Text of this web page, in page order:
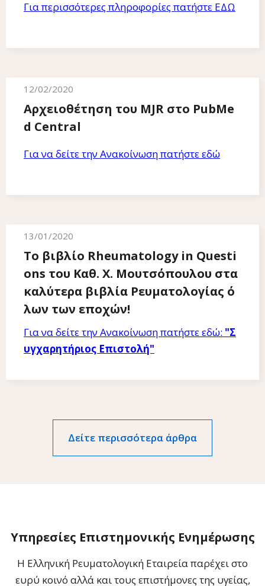
Για περισσότερες πληροφορίες πατήστε ΕΔΩ
12/02/2020
Αρχειοθέτηση του MJR στο PubMe
d Central
Για να δείτε την Ανακοίνωση πατήστε εδώ
13/01/2020
Το βιβλίο Rheumatology in Questi
ons του Καθ. Χ. Μουτσόπουλου στα
καλύτερα βιβλία Ρευματολογίας ό
λων των εποχών!
Για να δείτε την Ανακοίνωση πατήστε εδώ: "Σ
υγχαρητήριος Επιστολή"
Δείτε περισσότερα άρθρα
Υπηρεσίες Επιστημονικής Ενημέρωσης
Η Ελληνική Ρευματολογική Εταιρεία παρέχει στο
ευρύ κοινό αλλά και τους επιστήμονες της υγείας,